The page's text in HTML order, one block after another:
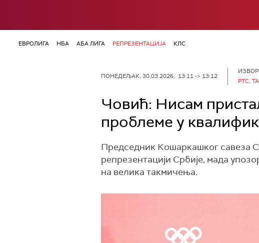
ЕВРОЛИГА НБА АБА ЛИГА РЕПРЕЗЕНТАЦИЈА КЛС
ПОНЕДЕЉАК, 30.03.2026, 13:11 -> 13:12
ИЗВОР:
РТС,
Човић: Нисам
проблеме у
Председник Кошаркашког савеза
репрезентацији Србије, мада
на велика такмичења.